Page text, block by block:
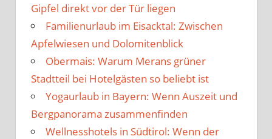
Gipfel direkt vor der Tür liegen
Familienurlaub im Eisacktal: Zwischen
Apfelwiesen und Dolomitenblick
Obermais: Warum Merans grüner
Stadtteil bei Hotelgästen so beliebt ist
Yogaurlaub in Bayern: Wenn Auszeit und
Bergpanorama zusammenfinden
Wellnesshotels in Südtirol: Wenn der